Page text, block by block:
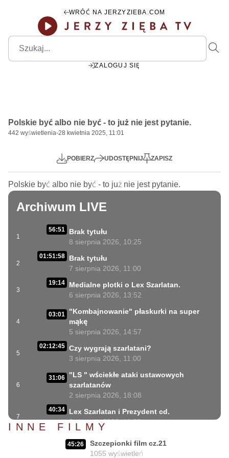
WRÓĆ NA JERZYZIEBA.COM
ZALOGUJ SIĘ
Play
Polskie być albo nie być - to już nie jest pytanie.
442 wyświetlenia-28 kwietnia 2025, 11:01
POBIERZ UDOSTĘPNIJ ZAPISZ
Polskie być albo nie być - to już nie jest pytanie.
Archiwum LIVE
1
56:51
Brak tytułu
8 sierpnia 2026, 10:25
2
01:51:58
Brak tytułu
7 sierpnia 2026, 11:00
3
19:14
Medialne plotki o Lex Szarlatan.
6 sierpnia 2026, 13:52
4
03:01
"Kombajnowanie" płaskurki na super
mąkę
5 sierpnia 2026, 14:57
5
02:12:45 Czy wygrają szarlatani?
3 sierpnia 2026, 11:00
6
31:06
"LS " wściekłe ataki ustawowych
szarlatanów
2 sierpnia 2026, 18:08
7
40:34
Lex Szarlatan i Prezydent cd.
2 sierpnia 2026, 11:09
Czego nie może się doczekać dr Suwała?
1 sierpnia 2026, 16:01
INNE FILMY
45:26
Szczepionki film cz.21
1055 wyświetleń